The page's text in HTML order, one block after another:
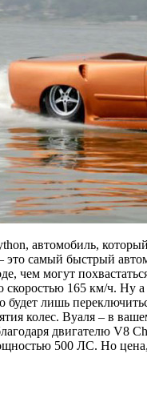
автомобиль,
это самый быстрый
чем могут
скоростью 165 км/ч. Ну
будет лишь
колес. Вуаля – в
двигателю V8
500 ЛС. Но цена,